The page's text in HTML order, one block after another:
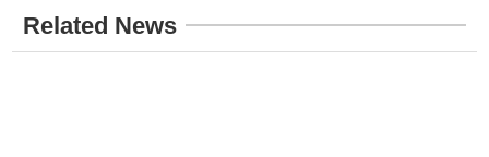
Related News